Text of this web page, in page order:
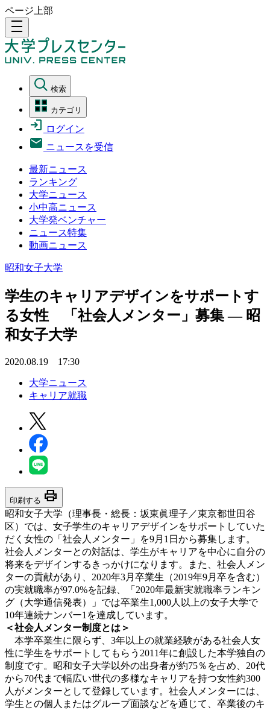
ページ上部
density_medium
検索
カテゴリ
ログイン
ニュースを受信
最新ニュース
ランキング
大学ニュース
小中高ニュース
大学発ベンチャー
ニュース特集
動画ニュース
昭和女子大学
学生のキャリアデザインをサポートす
る女性 「社会人メンター」募集 — 昭
和女子大学
2020.08.19 17:30
大学ニュース
キャリア就職
印刷する print
昭和女子大学（理事長・総長：坂東眞理子／東京都世田谷
区）では、女子学生のキャリアデザインをサポートしていた
だく女性の「社会人メンター」を9月1日から募集します。
社会人メンターとの対話は、学生がキャリアを中心に自分の
将来をデザインするきっかけになります。また、社会人メン
ターの貢献があり、2020年3月卒業生（2019年9月卒を含む）
の実就職率が97.0%を記録、「2020年最新実就職率ランキン
グ（大学通信発表）」では卒業生1,000人以上の女子大学で
10年連続ナンバー1を達成しています。
＜社会人メンター制度とは＞
本学卒業生に限らず、3年以上の就業経験がある社会人女
性に学生をサポートしてもらう2011年に創設した本学独自の
制度です。昭和女子大学以外の出身者が約75％を占め、20代
から70代まで幅広い世代の多様なキャリアを持つ女性約300
人がメンターとして登録しています。社会人メンターには、
学生との個人またはグループ面談などを通じて、卒業後のキ